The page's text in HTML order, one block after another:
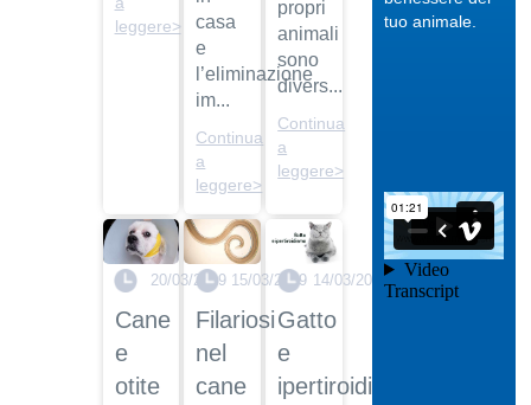
leggere>
casa
e
l’eliminazione
im...
Continua
a
leggere>
propri
animali
sono
divers...
Continua
a
leggere>
20/03/2019
Cane
e
otite
15/03/2019
Filariosi
nel
cane
14/03/2019
Gatto
e
ipertiroidismo
tuo animale.Regalare
04/10/
Garanzie
post
vendita